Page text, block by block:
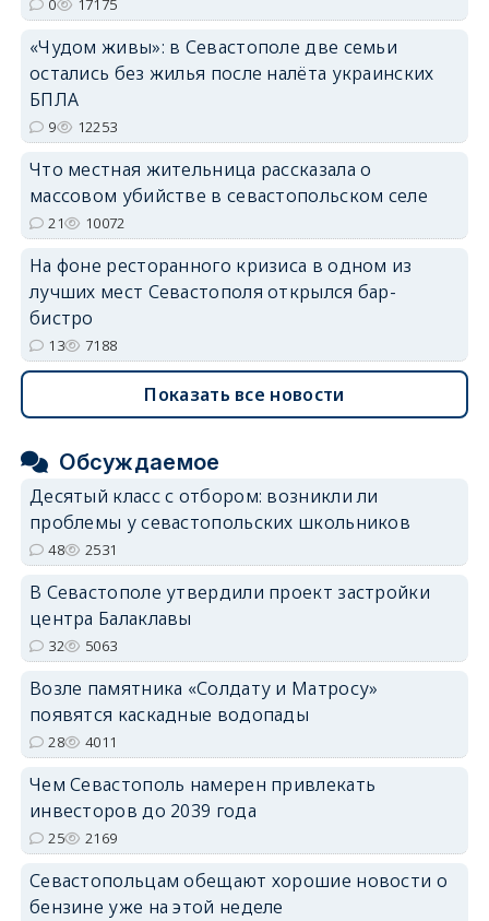
erid: 2SDnjdvhGXG
0 17175
«Чудом живы»: в Севастополе две семьи
остались без жилья после налёта украинских
БПЛА
9 12253
Что местная жительница рассказала о
массовом убийстве в севастопольском селе
21 10072
На фоне ресторанного кризиса в одном из
лучших мест Севастополя открылся бар-
бистро
13 7188
Показать все новости
Обсуждаемое
Десятый класс с отбором: возникли ли
проблемы у севастопольских школьников
48 2531
В Севастополе утвердили проект застройки
центра Балаклавы
32 5063
Возле памятника «Солдату и Матросу»
появятся каскадные водопады
28 4011
Чем Севастополь намерен привлекать
инвесторов до 2039 года
25 2169
Севастопольцам обещают хорошие новости о
бензине уже на этой неделе